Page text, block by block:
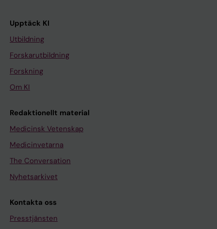
Upptäck KI
Utbildning
Forskarutbildning
Forskning
Om KI
Redaktionellt material
Medicinsk Vetenskap
Medicinvetarna
The Conversation
Nyhetsarkivet
Kontakta oss
Presstjänsten